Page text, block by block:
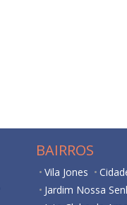
BAIRROS
Vila Jones
Jardim Nossa